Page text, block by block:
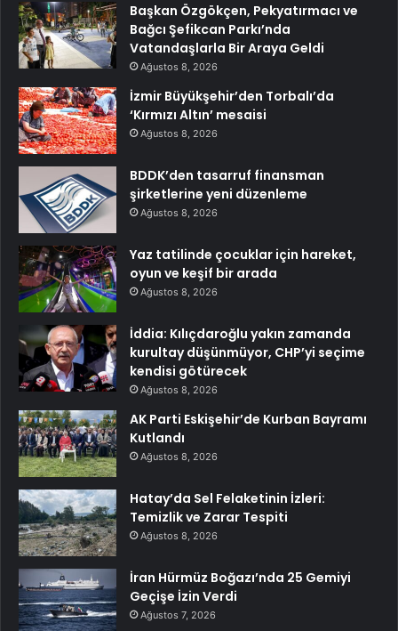
Başkan Özgökçen, Pekyatırmacı ve
Bağcı Şefikcan Parkı’nda
Vatandaşlarla Bir Araya Geldi
Ağustos 8, 2026
İzmir Büyükşehir’den Torbalı’da
‘Kırmızı Altın’ mesaisi
Ağustos 8, 2026
BDDK’den tasarruf finansman
şirketlerine yeni düzenleme
Ağustos 8, 2026
Yaz tatilinde çocuklar için hareket,
oyun ve keşif bir arada
Ağustos 8, 2026
İddia: Kılıçdaroğlu yakın zamanda
kurultay düşünmüyor, CHP’yi seçime
kendisi götürecek
Ağustos 8, 2026
AK Parti Eskişehir’de Kurban Bayramı
Kutlandı
Ağustos 8, 2026
Hatay’da Sel Felaketinin İzleri:
Temizlik ve Zarar Tespiti
Ağustos 8, 2026
İran Hürmüz Boğazı’nda 25 Gemiyi
Geçişe İzin Verdi
Ağustos 7, 2026